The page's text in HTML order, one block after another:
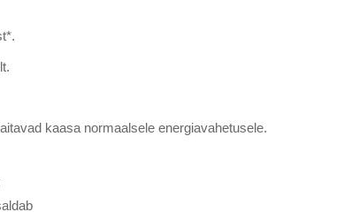
kaasa normaalsele energiavahetusele.